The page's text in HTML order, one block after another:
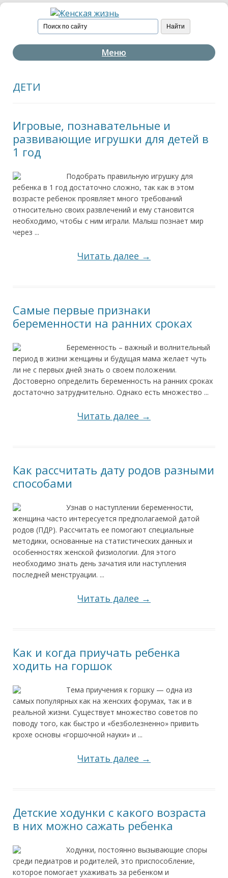
Меню
ДЕТИ
Игровые, познавательные и
развивающие игрушки для детей в
1 год
Подобрать правильную игрушку для
ребенка в 1 год достаточно сложно, так как в этом
возрасте ребенок проявляет много требований
относительно своих развлечений и ему становится
необходимо, чтобы с ним играли. Малыш познает мир
через ...
Читать далее →
Самые первые признаки
беременности на ранних сроках
Беременность – важный и волнительный
период в жизни женщины и будущая мама желает чуть
ли не с первых дней знать о своем положении.
Достоверно определить беременность на ранних сроках
достаточно затруднительно. Однако есть множество ...
Читать далее →
Как рассчитать дату родов разными
способами
Узнав о наступлении беременности,
женщина часто интересуется предполагаемой датой
родов (ПДР). Рассчитать ее помогают специальные
методики, основанные на статистических данных и
особенностях женской физиологии. Для этого
необходимо знать день зачатия или наступления
последней менструации. ...
Читать далее →
Как и когда приучать ребенка
ходить на горшок
Тема приучения к горшку — одна из
самых популярных как на женских форумах, так и в
реальной жизни. Существует множество советов по
поводу того, как быстро и «безболезненно» привить
крохе основы «горшочной науки» и ...
Читать далее →
Детские ходунки с какого возраста
в них можно сажать ребенка
Ходунки, постоянно вызывающие споры
среди педиатров и родителей, это приспособление,
которое помогает ухаживать за ребенком и